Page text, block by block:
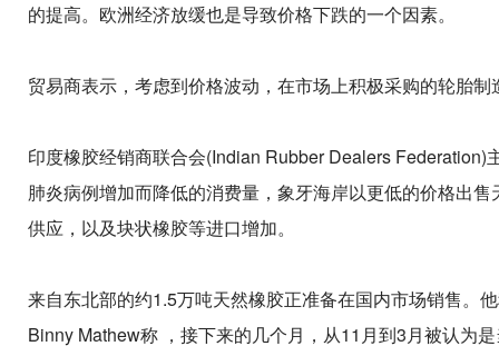
的提高。欧洲经济放缓也是导致价格下跌的一个因素。
贸易商表示，考虑到价格波动，在市场上积极采购的轮胎
印度橡胶经销商联合会(Indian Rubber Dealers
肺炎病例增加而降低的消费量，象牙海岸以更低的价格出
供应，以及块状橡胶等进口增加。
来自东北部的约1.5万吨天然橡胶正准备在国内市场销售。
Binny Mathew称 ，接下来的几个月，从11月到3月被认为